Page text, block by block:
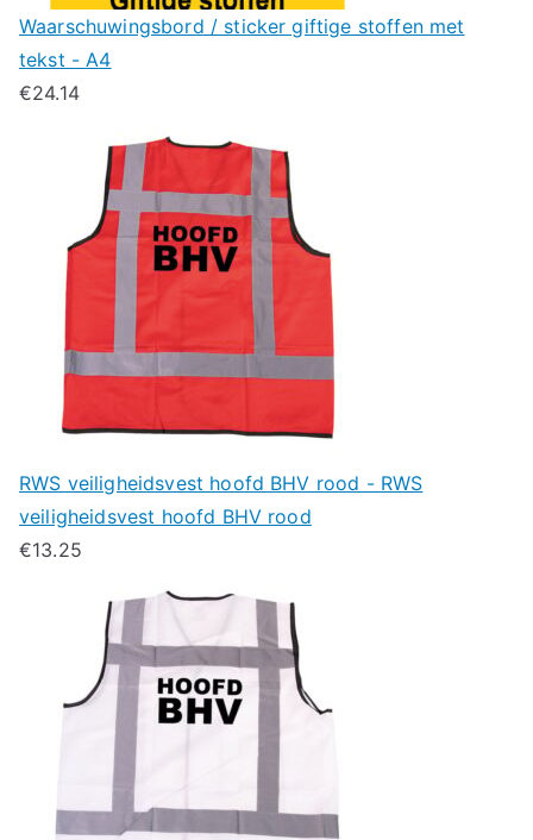
Waarschuwingsbord / sticker giftige stoffen met
tekst - A4
€24.14
RWS veiligheidsvest hoofd BHV rood - RWS
veiligheidsvest hoofd BHV rood
€13.25